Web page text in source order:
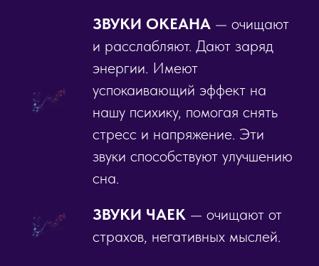
ЗВУКИ ОКЕАНА — очищают
и расслабляют. Дают заряд
энергии. Имеют
успокаивающий эффект на
нашу психику, помогая снять
стресс и напряжение. Эти
звуки способствуют улучшению
сна.
ЗВУКИ ЧАЕК — очищают от
страхов, негативных мыслей.